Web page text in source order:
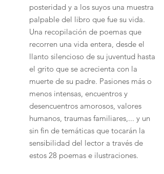
posteridad y a los suyos una muestra
palpable del libro que fue su vida.
Una recopilación de poemas que
recorren una vida entera, desde el
llanto silencioso de su juventud hasta
el grito que se acrecienta con la
muerte de su padre. Pasiones más o
menos intensas, encuentros y
desencuentros amorosos, valores
humanos, traumas familiares,... y un
sin fin de temáticas que tocarán la
sensibilidad del lector a través de
estos 28 poemas e ilustraciones.